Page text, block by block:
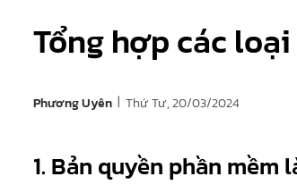
Tổng hợp các
Phương Uyên | Thứ Tư, 20/03/2024
1. Bản quyền phần mềm